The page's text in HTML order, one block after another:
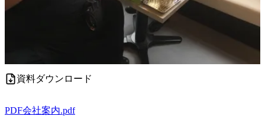
資料ダウンロード
PDF会社案内.pdf